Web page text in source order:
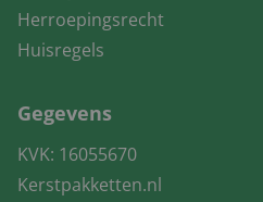
Herroepingsrecht
Huisregels
Gegevens
KVK: 16055670
Kerstpakketten.nl